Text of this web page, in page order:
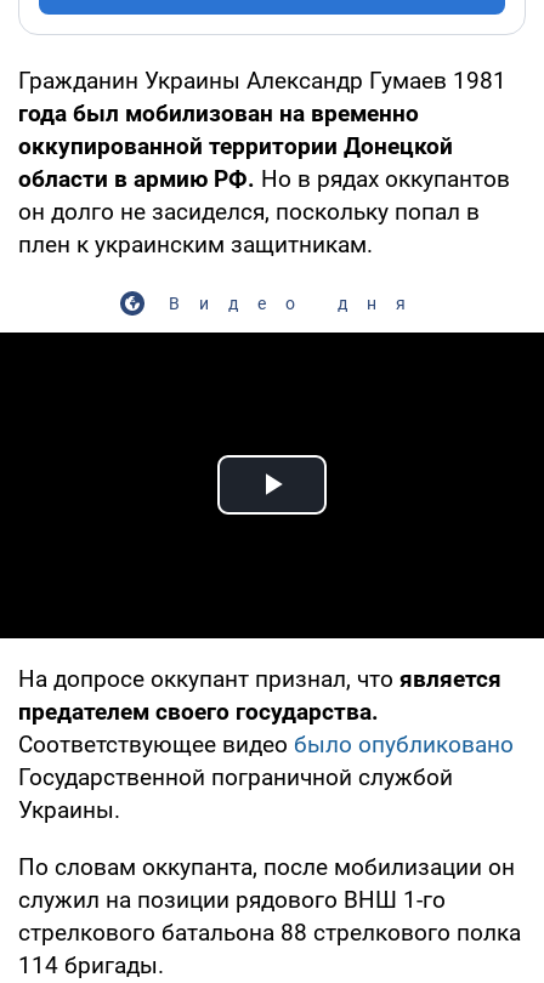
Гражданин Украины Александр Гумаев 1981
года был мобилизован на временно
оккупированной территории Донецкой
области в армию РФ. Но в рядах оккупантов
он долго не засиделся, поскольку попал в
плен к украинским защитникам.
Видео дня
Play Video
На допросе оккупант признал, что является
предателем своего государства.
Соответствующее видео было опубликовано
Государственной пограничной службой
Украины.
По словам оккупанта, после мобилизации он
служил на позиции рядового ВНШ 1-го
стрелкового батальона 88 стрелкового полка
114 бригады.